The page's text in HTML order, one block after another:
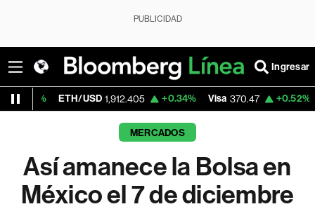
PUBLICIDAD
Ingresar
1,912.405 +0.34% Visa 370.47 +0.52%
MERCADOS
Así amanece la Bolsa en
México el 7 de diciembre